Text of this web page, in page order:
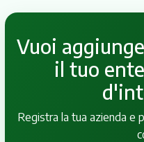
Vuoi
il tuo
Registra la tua azienda e